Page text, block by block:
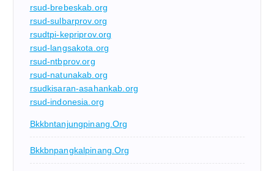
rsud-brebeskab.org
rsud-sulbarprov.org
rsudtpi-kepriprov.org
rsud-langsakota.org
rsud-ntbprov.org
rsud-natunakab.org
rsudkisaran-asahankab.org
rsud-indonesia.org
Bkkbntanjungpinang.org
Bkkbnpangkalpinang.org